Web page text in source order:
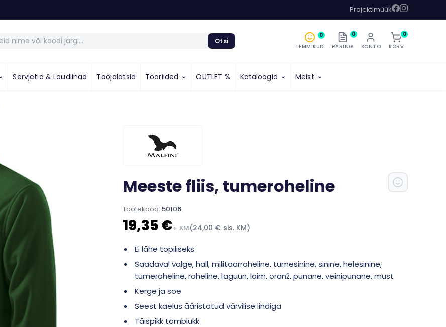
Projektimüük
Otsi
0
LEMMIKUD
0
PÄRING
KONTO
0
KORV
Servjetid & Laudlinad Tööjalatsid Tööriided OUTLET % Kataloogid Meist
Meeste fliis, tumeroheline
Tootekood: 50106
19,35 €+ KM(24,00 € sis. KM)
Ei lähe topiliseks
Saadaval valge, hall, militaarroheline, tumesinine, sinine, helesinine,
tumeroheline, roheline, laguun, laim, oranž, punane, veinipunane, must
Kerge ja soe
Seest kaelus ääristatud värvilise lindiga
Täispikk tõmblukk